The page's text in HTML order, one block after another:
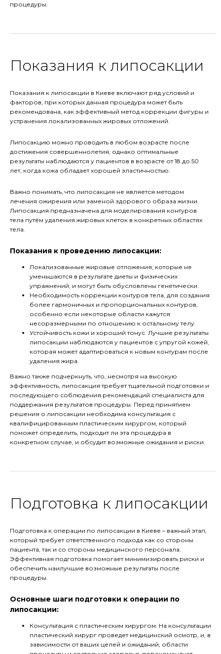
процедуры.
Показания к липосакции
Показания к липосакции в Киеве включают ряд условий и
факторов, при которых данная процедура может быть
рекомендована, как эффективный метод коррекции фигуры и
устранения локализованных жировых отложений.
Липосакцию можно проводить в любом возрасте после
достижения совершеннолетия, однако оптимальные
результаты наблюдаются у пациентов в возрасте от 18 до 50
лет, когда кожа обладает хорошей эластичностью.
Важно понимать, что липосакция не является методом
лечения ожирения или заменой здорового образа жизни.
Липосакция предназначена для моделирования контуров
тела путём удаления жировых клеток в конкретных областях
тела.
Показания к проведению липосакции:
Локализованные жировые отложения, которые не
уменьшаются в результате диеты и физических
упражнений, и могут быть обусловлены генетически.
Необходимость коррекции контуров тела, для создания
более гармоничных и пропорциональных контуров,
особенно если некоторые области кажутся
несоразмерными по отношению к остальному телу.
Устойчивость кожи и хороший тонус. Лучшие результаты
липосакции наблюдаются у пациентов с упругой кожей,
которая может адаптироваться к новым контурам после
удаления жира.
Важно также подчеркнуть, что, несмотря на высокую
эффективность, липосакция требует тщательной подготовки и
последующего соблюдения рекомендаций специалиста для
поддержания результатов процедуры. Перед принятием
решения о липосакции необходима консультация с
квалифицированным пластическим хирургом, который
поможет определить, подходит ли эта процедура в
конкретном случае, и обсудит возможные ожидания и риски.
Подготовка к липосакции
Подготовка к операции по липосакции в Киеве – важный этап,
который требует ответственного подхода как со стороны
пациента, так и со стороны медицинского персонала.
Эффективная подготовка помогает минимизировать риски и
обеспечить наилучшие возможные результаты после
процедуры.
Основные шаги подготовки к операции по
липосакции:
Консультация с пластическим хирургом. На консультации
пластический хирург проведет медицинский осмотр, и, в
зависимости от ваших целей и ожиданий, области